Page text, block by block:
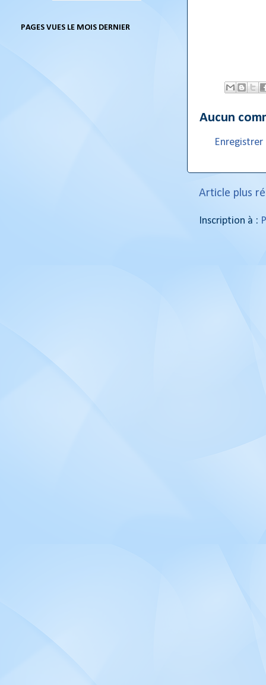
Aucun
Article plus
Inscription à :
PAGES VUES LE MOIS DERNIER